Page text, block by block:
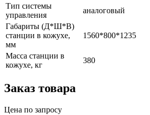
Тип системы
управления
аналоговый
Габариты (Д*Ш*В)
станции в кожухе,
мм
1560*800*1235
Масса станции в
кожухе, кг
380
Заказ товара
Цена по запросу